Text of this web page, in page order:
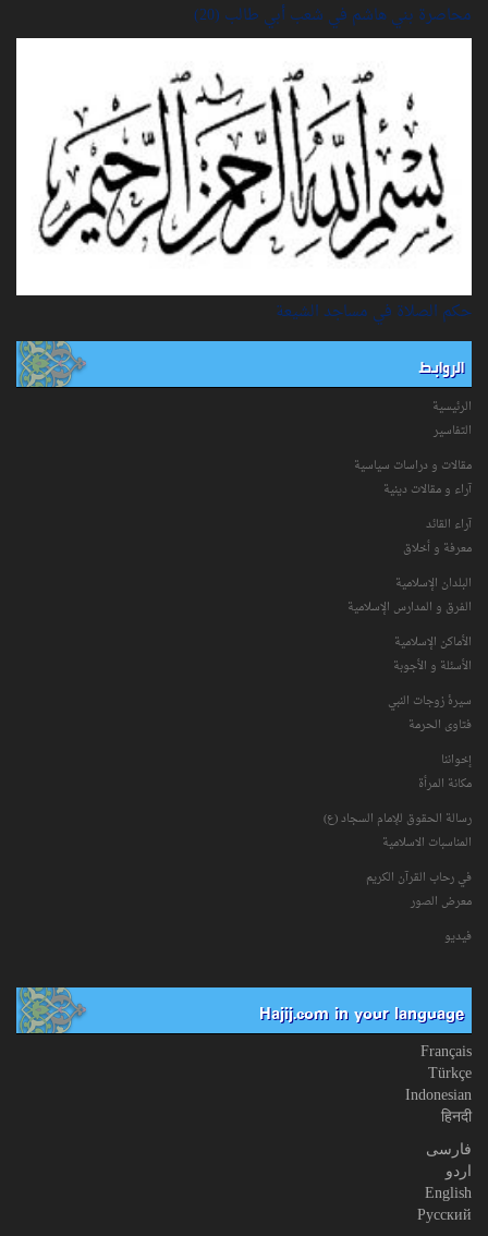
محاصرة بني هاشم في شعب أبي طالب (20)
حكم الصلاة في مساجد الشيعة
الروابط
الرئيسية
التفاسیر
مقالات و دراسات سياسية
آراء و مقالات دينية
آراء القائد
معرفة و أخلاق
البلدان الإسلامية
الفرق و المدارس الإسلامية
الأماكن الإسلامية
الأسئلة و الأجوبة
سیرۀ زوجات النبي
فتاوی الحرمة
إخواننا
مكانة‌ المرأة
رسالة الحقوق للإمام السجاد (ع)
المناسبات الاسلامیة
في رحاب القرآن الکریم
معرض الصور
فیدیو
Hajij.com in your language
Français
Türkçe
Indonesian
हिनदी
فارسی
اردو
English
Русский